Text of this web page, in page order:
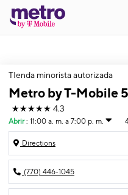
TIenda minorista autorizada
Metro by T-Mobile
★★★★★ 4.3
Abrir : 11:00 a. m. a 7:00 p. m.
Directions
(770) 446-1045